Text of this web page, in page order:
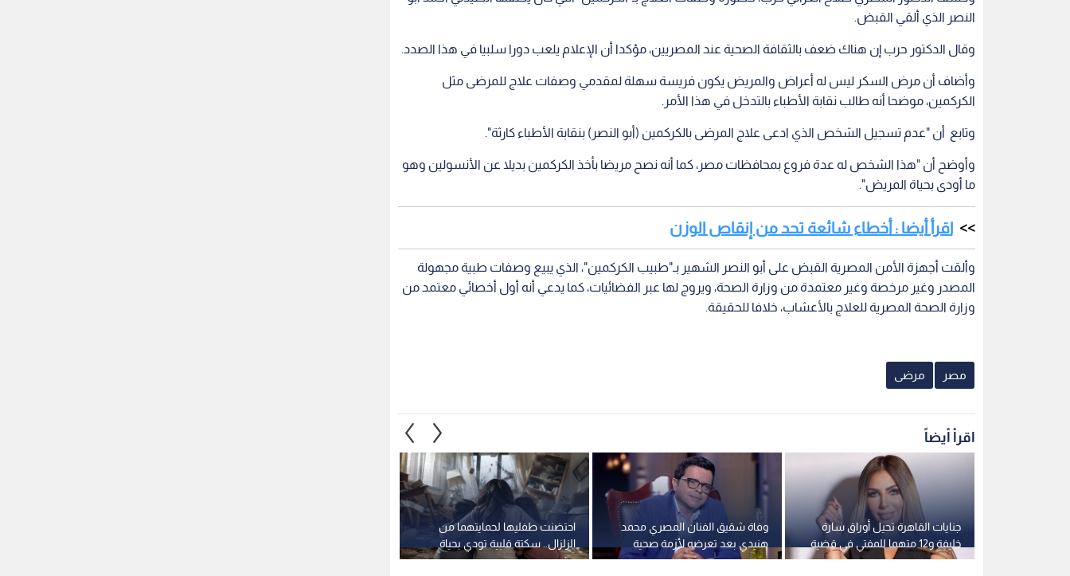
النصر الذي ألقي القبض.
وقال الدكتور حرب إن هناك ضعف بالثقافة الصحية عند المصريين، مؤكدا أن الإعلام يلعب دورا سلبيا في هذا الصدد.
وأضاف أن مرض السكر ليس له أعراض والمريض يكون فريسة سهلة لمقدمي وصفات علاج للمرضى مثل
الكركمين، موضحا أنه طالب نقابة الأطباء بالتدخل في هذا الأمر.
وتابع أن "عدم تسجيل الشخص الذي ادعى علاج المرضى بالكركمين (أبو النصر) بنقابة الأطباء كارثة".
وأوضح أن "هذا الشخص له عدة فروع بمحافظات مصر، كما أنه نصح مريضا بأخذ الكركمين بديلا عن الأنسولين وهو
ما أودى بحياة المريض".
اقرأ أيضا : أخطاء شائعة تحد من إنقاص الوزن
وألقت أجهزة الأمن المصرية القبض على أبو النصر الشهير بـ"طبيب الكركمين"، الذي يبيع وصفات طبية مجهولة
المصدر وغير مرخصة وغير معتمدة من وزارة الصحة، ويروج لها عبر الفضائيات، كما يدعي أنه أول أخصائي معتمد من
وزارة الصحة المصرية للعلاج بالأعشاب، خلافا للحقيقة.
مصر مرضى
اقرأ أيضاً
احتضنت طفليها لحمايتهما من
الزلزال.. سكتة قلبية تودي بحياة
سيدة في مصر
وفاة شقيق الفنان المصري محمد
هنيدي بعد تعرضه لأزمة صحية
جنايات القاهرة تحيل أوراق سارة
خليفة و12 متهما للمفتي في قضية
المخدرات الكبرى